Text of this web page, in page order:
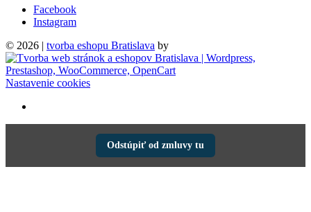
Facebook
Instagram
© 2026 | tvorba eshopu Bratislava by
Nastavenie cookies
Odstúpiť od zmluvy tu